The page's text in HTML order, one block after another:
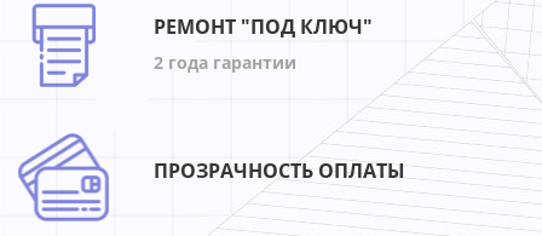
РЕМОНТ "ПОД КЛЮЧ"
2 года гарантии
ПРОЗРАЧНОСТЬ ОПЛАТЫ